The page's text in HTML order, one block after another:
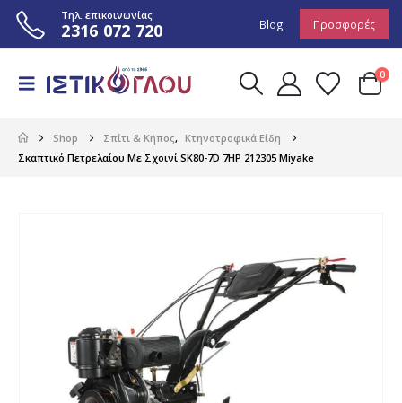
Τηλ. επικοινωνίας
2316 072 720 Blog Προσφορές
0
Shop Σπίτι & Κήπος, Κτηνοτροφικά Είδη
Σκαπτικό Πετρελαίου Με Σχοινί SK80-7D 7HP 212305 Miyake